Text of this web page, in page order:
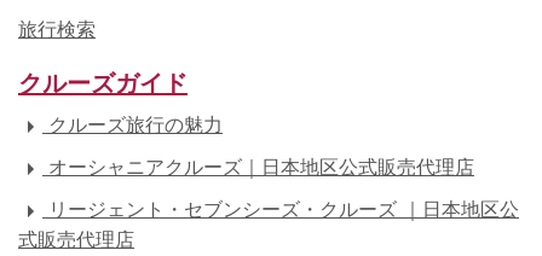
旅行検索
クルーズガイド
クルーズ旅行の魅力
オーシャニアクルーズ｜日本地区公式販売代理店
リージェント・セブンシーズ・クルーズ ｜日本地区公
式販売代理店